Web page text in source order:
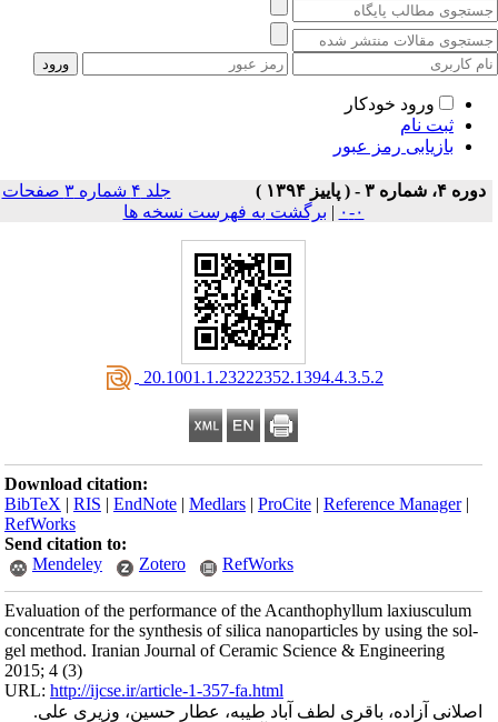
ورود خودکار
ثبت نام
بازیابی رمز عبور
دوره ۴، شماره ۳ - ( پاييز ۱۳۹۴ )
جلد ۴ شماره ۳ صفحات
| برگشت به فهرست نسخه ها
‎ 20.1001.1.23222352.1394.4.3.5.2
Download citation:
BibTeX |RIS |EndNote |Medlars |ProCite |Reference Manager
RefWorks
Send citation to:
Mendeley
Zotero RefWorks
Evaluation of the performance of the Acanthophyllum laxiusculum
concentrate for the synthesis of silica nanoparticles by using the sol-
gel method. Iranian Journal of Ceramic Science & Engineering
2015; 4 (3)
URL:http://ijcse.ir/article-1-357-fa.html
اصلانی آزاده، باقری لطف آباد طیبه، عطار حسین، وزیری علی.